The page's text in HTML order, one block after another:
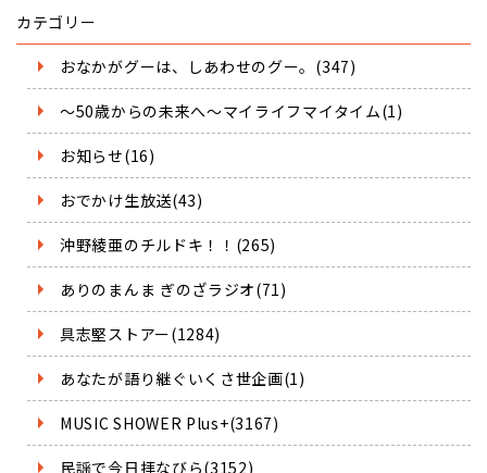
カテゴリー
おなかがグーは、しあわせのグー。(347)
～50歳からの未来へ～マイライフマイタイム(1)
お知らせ(16)
おでかけ生放送(43)
沖野綾亜のチルドキ！！(265)
ありのまんま ぎのざラジオ(71)
具志堅ストアー(1284)
あなたが語り継ぐいくさ世企画(1)
MUSIC SHOWER Plus+(3167)
民謡で今日拝なびら(3152)